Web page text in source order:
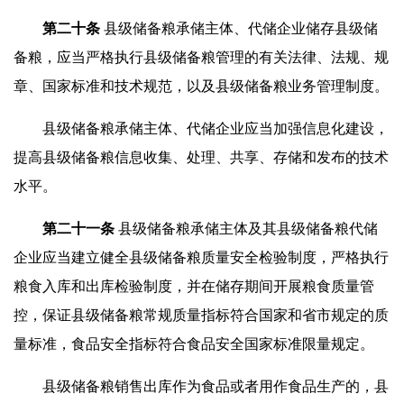
第二十条 县级储备粮承储主体、代储企业储存县级储
备粮，应当严格执行县级储备粮管理的有关法律、法规、规
章、国家标准和技术规范，以及县级储备粮业务管理制度。
县级储备粮承储主体、代储企业应当加强信息化建设，
提高县级储备粮信息收集、处理、共享、存储和发布的技术
水平。
第二十一条 县级储备粮承储主体及其县级储备粮代储
企业应当建立健全县级储备粮质量安全检验制度，严格执行
粮食入库和出库检验制度，并在储存期间开展粮食质量管
控，保证县级储备粮常规质量指标符合国家和省市规定的质
量标准，食品安全指标符合食品安全国家标准限量规定。
县级储备粮销售出库作为食品或者用作食品生产的，县